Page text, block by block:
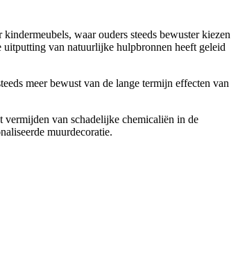
waar ouders steeds bewuster kiezen
van natuurlijke hulpbronnen heeft geleid
meer bewust van de lange termijn effecten van
vermijden van schadelijke chemicaliën in de
muurdecoratie.